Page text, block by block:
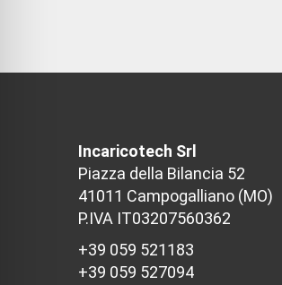
Incaricotech Srl
Piazza della Bilancia 52
41011 Campogalliano (MO)
P.IVA IT03207560362
+39 059 521183
+39 059 527094